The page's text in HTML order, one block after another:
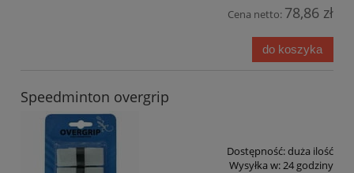
Cena netto: 78,86 zł
do koszyka
Speedminton overgrip
Dostępność:duża ilość
Wysyłka w:24 godziny